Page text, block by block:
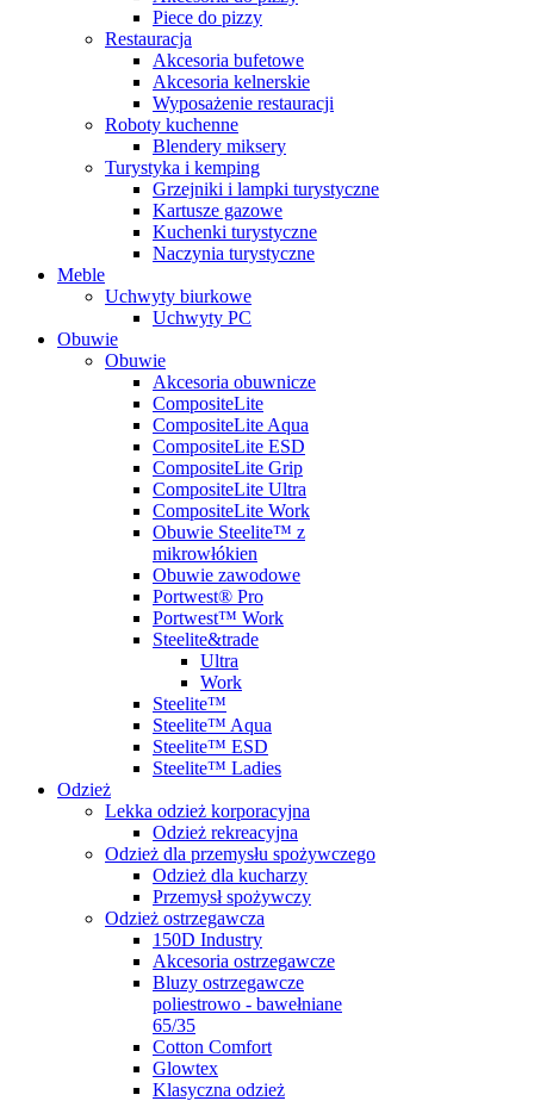
Piece do pizzy
Restauracja
Akcesoria bufetowe
Akcesoria kelnerskie
Wyposażenie restauracji
Roboty kuchenne
Blendery miksery
Turystyka i kemping
Grzejniki i lampki turystyczne
Kartusze gazowe
Kuchenki turystyczne
Naczynia turystyczne
Meble
Uchwyty biurkowe
Uchwyty PC
Obuwie
Obuwie
Akcesoria obuwnicze
CompositeLite
CompositeLite Aqua
CompositeLite ESD
CompositeLite Grip
CompositeLite Ultra
CompositeLite Work
Obuwie Steelite™ z
mikrowłókien
Obuwie zawodowe
Portwest® Pro
Portwest™ Work
Steelite&trade
Ultra
Work
Steelite™
Steelite™ Aqua
Steelite™ ESD
Steelite™ Ladies
Odzież
Lekka odzież korporacyjna
Odzież rekreacyjna
Odzież dla przemysłu spożywczego
Odzież dla kucharzy
Przemysł spożywczy
Odzież ostrzegawcza
150D Industry
Akcesoria ostrzegawcze
Bluzy ostrzegawcze
poliestrowo - bawełniane
65/35
Cotton Comfort
Glowtex
Klasyczna odzież